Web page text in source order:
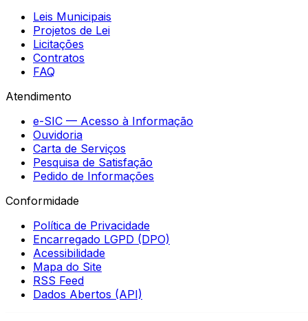
Leis Municipais
Projetos de Lei
Licitações
Contratos
FAQ
Atendimento
e-SIC — Acesso à Informação
Ouvidoria
Carta de Serviços
Pesquisa de Satisfação
Pedido de Informações
Conformidade
Política de Privacidade
Encarregado LGPD (DPO)
Acessibilidade
Mapa do Site
RSS Feed
Dados Abertos (API)